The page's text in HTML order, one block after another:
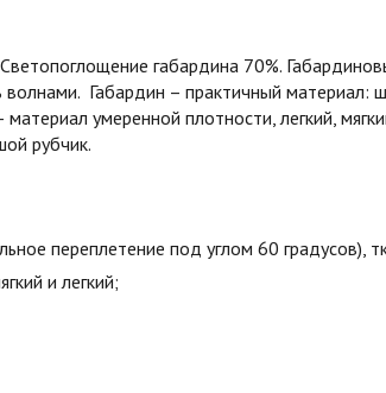
габардина 70%.
волнами. Габардин – практичный
умеренной плотности, легкий,
рубчик.
переплетение под углом 60 градусов),
и легкий;